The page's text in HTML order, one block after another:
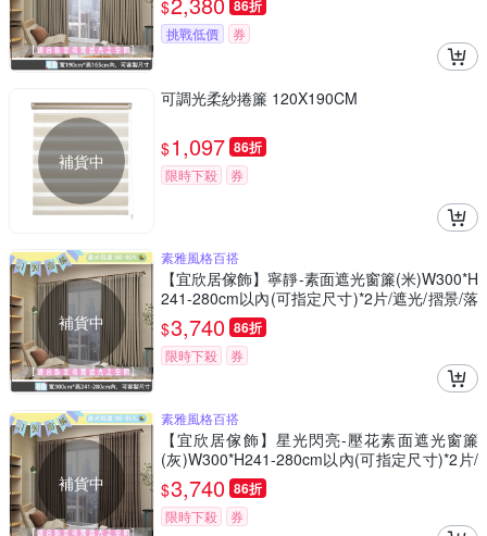
$ 86折
挑戰低價 券
補貨中
可調光柔紗捲簾 120X190CM
$1,097 86折
限時下殺 券
補貨中
素雅風格百搭
【宜欣居傢飾】寧靜-素面遮光窗簾(米)W300*H
241-280cm以內(可指定尺寸)*2片/遮光/摺景/落
地/窗簾/台灣製MIT
$3,740 86折
限時下殺 券
補貨中
素雅風格百搭
【宜欣居傢飾】星光閃亮-壓花素面遮光窗簾
(灰)W300*H241-280cm以內(可指定尺寸)*2片/
遮光/摺景/落地/窗簾/台灣製MIT
$3,740 86折
限時下殺 券